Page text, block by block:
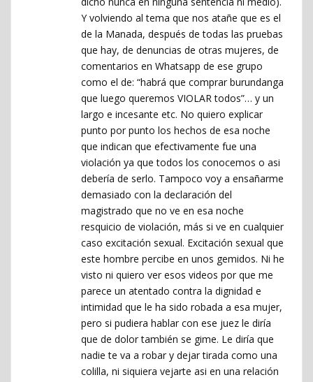
Y volviendo al tema que nos atañe que es el
de la Manada, después de todas las pruebas
que hay, de denuncias de otras mujeres, de
comentarios en Whatsapp de ese grupo
como el de: “habrá que comprar burundanga
que luego queremos VIOLAR todos”… y un
largo e incesante etc. No quiero explicar
punto por punto los hechos de esa noche
que indican que efectivamente fue una
violación ya que todos los conocemos o asi
debería de serlo. Tampoco voy a ensañarme
demasiado con la declaración del
magistrado que no ve en esa noche
resquicio de violación, más si ve en cualquier
caso excitación sexual. Excitación sexual que
este hombre percibe en unos gemidos. Ni he
visto ni quiero ver esos videos por que me
parece un atentado contra la dignidad e
intimidad que le ha sido robada a esa mujer,
pero si pudiera hablar con ese juez le diría
que de dolor también se gime. Le diría que
nadie te va a robar y dejar tirada como una
colilla, ni siquiera vejarte asi en una relación